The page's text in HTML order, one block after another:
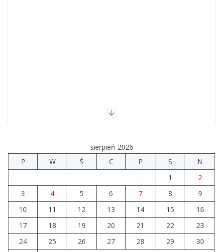
sierpień 2026
P
W Ś C P S
N
1
2
3
4 5 6 7 8
9
10
11 12 13 14 15
16
17
18 19 20 21 22
23
24
25 26 27 28 29
30